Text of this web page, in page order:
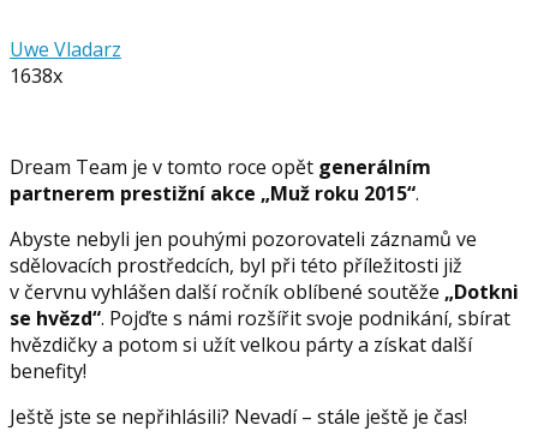
Uwe Vladarz
1638x
Dream Team je v tomto roce opět generálním
partnerem prestižní akce „Muž roku 2015“.
Abyste nebyli jen pouhými pozorovateli záznamů ve
sdělovacích prostředcích, byl při této příležitosti již
v červnu vyhlášen další ročník oblíbené soutěže „Dotkni
se hvězd“. Pojďte s námi rozšířit svoje podnikání, sbírat
hvězdičky a potom si užít velkou párty a získat další
benefity!
Ještě jste se nepřihlásili? Nevadí – stále ještě je čas!